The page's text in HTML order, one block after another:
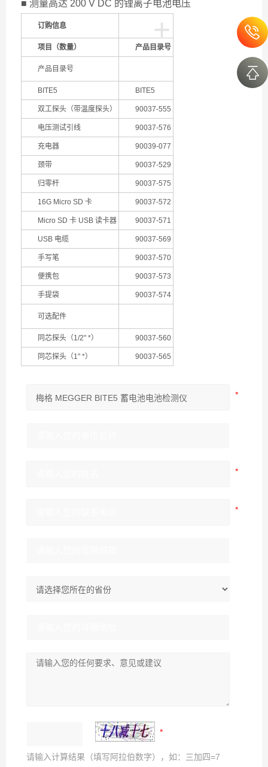
■ 测量高达 200 V DC 的锂离子电池电压
+
订购信息
项目（数量） 产品目录号
产品目录号
BITE5 BITE5
双工探头（带温度探头） 90037-555
电压测试引线 90037-576
充电器 90039-077
颈带 90037-529
归零杆 90037-575
16G Micro SD 卡 90037-572
Micro SD 卡 USB 读卡器 90037-571
USB 电缆 90037-569
手写笔 90037-570
便携包 90037-573
手提袋 90037-574
可选配件
同芯探头（1/2" *） 90037-560
同芯探头（1" *） 90037-565
请输入计算结果（填写阿拉伯数字），如：三加四=7